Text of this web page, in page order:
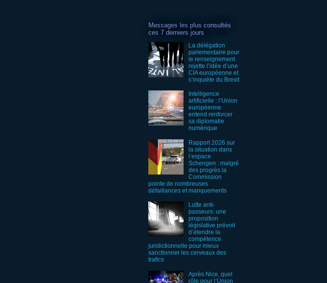
Messages les plus consultés
ces 7 derniers jours
La délégation
parlementaire pour
le renseignement
rejette l’idée d’une
CIA européenne et
s’inquiète du Brexit
Intelligence
artificielle : l’Union
européenne
entend renforcer
sa diplomatie
numérique
Rapport 2026 sur
la situation dans
l’espace
Schengen : malgré
des progrès la
Commission
pointe de nombreuses
défaillances et manquements
Lutte anti-
passeurs: une
proposition
législative prévoit
d’étendre la
compétence
juridictionnelle pour mieux
sanctionner les cerveaux des
trafics
Après Nice, quel
rôle pour l’Union